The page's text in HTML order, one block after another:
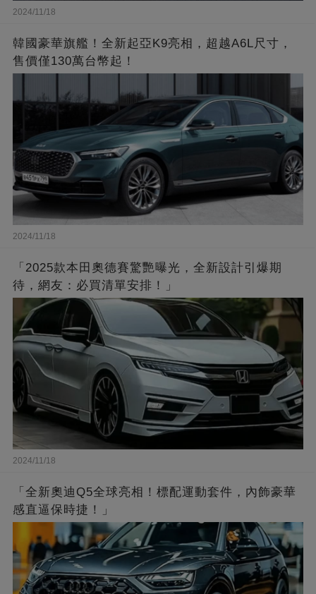
2024/11/18
韓國豪華旗艦！全新起亞K9亮相，超越A6L尺寸，
售價僅130萬台幣起！
2024/11/18
「2025款本田奧德賽驚艷曝光，全新設計引爆期
待，網友：必買清單安排！」
2024/11/18
「全新奧迪Q5全球亮相！標配運動套件，內飾豪華
感直逼保時捷！」